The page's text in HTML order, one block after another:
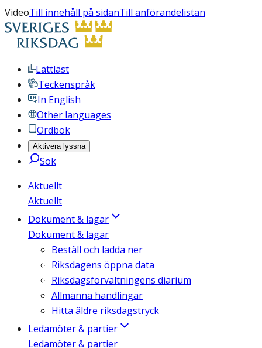
VideoTill innehåll på sidanTill anförandelistan
Lättläst
Teckenspråk
In English
Other languages
Ordbok
Aktivera lyssna
Sök
Aktuellt
Aktuellt
Dokument & lagar
Dokument & lagar
Beställ och ladda ner
Riksdagens öppna data
Riksdagsförvaltningens diarium
Allmänna handlingar
Hitta äldre riksdagstryck
Ledamöter & partier
Ledamöter & partier